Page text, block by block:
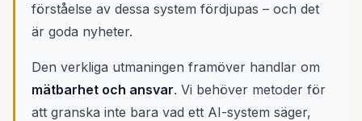
förståelse av dessa system fördjupas – och det
är goda nyheter.
Den verkliga utmaningen framöver handlar om
mätbarhet och ansvar. Vi behöver metoder för
att granska inte bara vad ett AI-system säger,